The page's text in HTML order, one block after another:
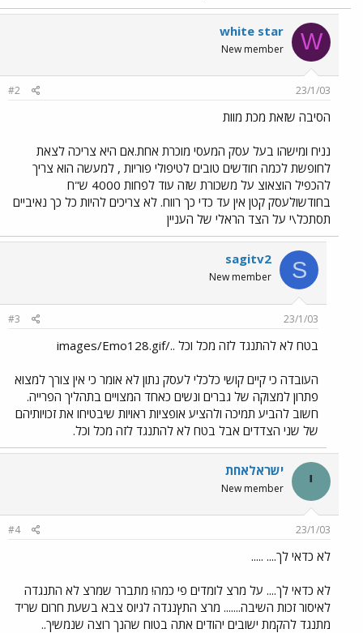
W
white star
New member
23/1/03
#2
הסיבה שזאת מכת מוות
נניח ומישהו בעל עסק המעסי מוכרת אחת.אם היא צריכה לצאת
לחופשת לכמה חודשים טובים לטיפולי פוריות , למעשה הוא צריך
להכפיל הוצאוצ על משכורת שזה עוד לפחות 4000 ש"ח
בחודשולעסק קטן אין עד כדי כך רווח. לא צריכים להיות כל כך נאיביים
תסתכל\י על הצד הראלי של העניין
S
sagitv2
New member
23/1/03
#3
בטח לא להתנגד לזה מכל וכל ../images/Emo128.gif
העובדה כי קיים קושי כלכלי לעסק נתון לא אומר כי אין צורך למצוא
פתרון למצוקה של גברים ונשים כאחד המצויים בתהליך הפרייה.
חשוב להביע תמיכה ולהציע אופציות ראויות שיבטיחו את זכויותיהם
של שני הצדדים אבל בטח לא להתנגד לזה מכל וכל.
י ישראלאחת
New member
23/1/03
#4
לא כדאי לך.... .....
לא כדאי לך.... על מרצ לומדים פי כמה! מתברר שמרצ לא התנגדה
לאיסור זכות השיבה....... מרצ התץנגדה לגיוס צבא בשעת חרום שריד
מתנגד להקמת ישובים יהודים אתה בטוח שהנך רוצה שנמשיך..